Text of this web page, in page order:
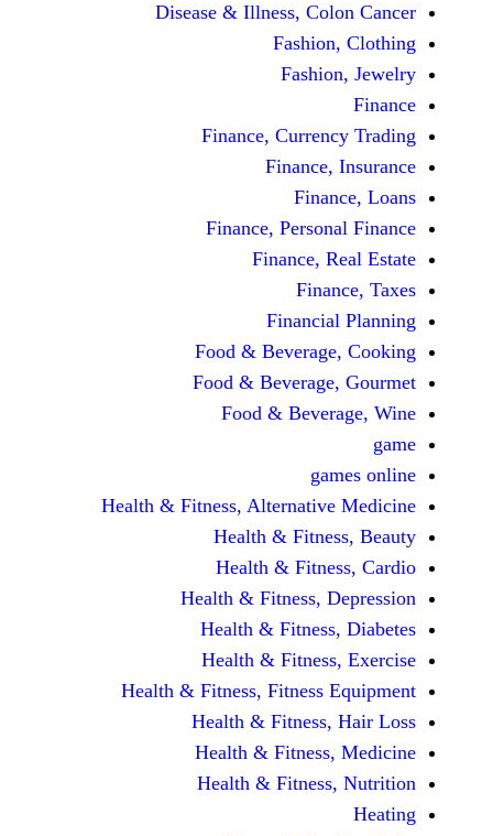
Disease & Illness,
Finance,
Finance,
Finance,
Food &
Food &
Food &
Health & Fitness,
Health &
Health &
Health & Fitness,
Health &
Health &
Health & Fitness, Fitness
Health &
Health &
Health &